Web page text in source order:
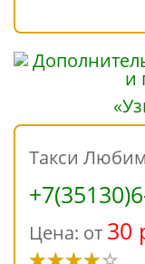
Такси
Цена: от 30